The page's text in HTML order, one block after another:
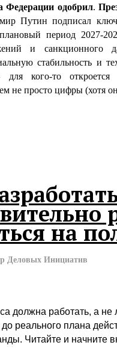
Федерации одобрил.
Путин подписал
период 2027-
и
стабильность и
кого-то откроется
не просто цифры (хотя
на
Деловых Инициатив
должна работать, а не
до реального плана
Читайте и начните